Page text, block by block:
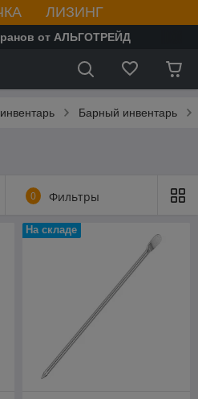
ЛИЗИНГ
от АЛЬГОТРЕЙД
Барный инвентарь
0 Фильтры
На складе